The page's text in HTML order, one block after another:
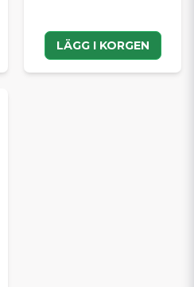
LÄGG I KORGEN